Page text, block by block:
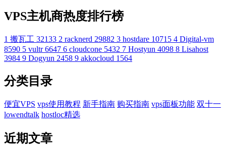
VPS主机商热度排行榜
1 搬瓦工 32133 2 racknerd 29882 3 hostdare 10715 4 Digital-vm
8590 5 vultr 6647 6 cloudcone 5432 7 Hostyun 4098 8 Lisahost
3984 9 Dogyun 2458 9 akkocloud 1564
分类目录
便宜VPS vps使用教程 新手指南 购买指南 vps面板功能 双十一
lowendtalk hostloc精选
近期文章